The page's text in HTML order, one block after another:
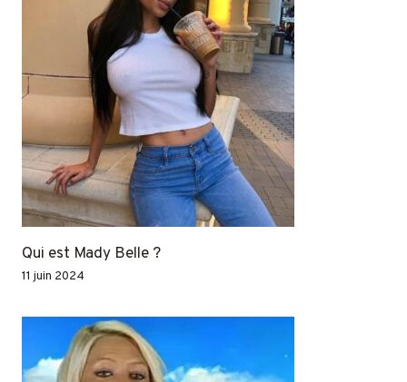
Qui est Mady Belle ?
11 juin 2024